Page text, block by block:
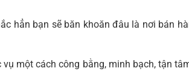
hẳn bạn sẽ băn khoăn đâu là nơi bán
một cách công bằng, minh bạch, tận